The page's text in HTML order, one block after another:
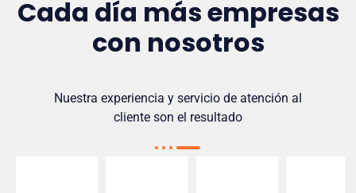
Cada día más empresas
con nosotros
Nuestra experiencia y servicio de atención al
cliente son el resultado